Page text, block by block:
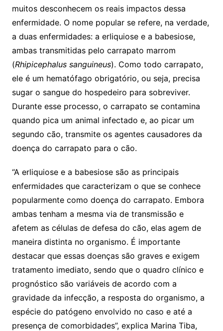
muitos desconhecem os reais impactos dessa
enfermidade. O nome popular se refere, na verdade,
a duas enfermidades: a erliquiose e a babesiose,
ambas transmitidas pelo carrapato marrom
(Rhipicephalus sanguineus). Como todo carrapato,
ele é um hematófago obrigatório, ou seja, precisa
sugar o sangue do hospedeiro para sobreviver.
Durante esse processo, o carrapato se contamina
quando pica um animal infectado e, ao picar um
segundo cão, transmite os agentes causadores da
doença do carrapato para o cão.
“A erliquiose e a babesiose são as principais
enfermidades que caracterizam o que se conhece
popularmente como doença do carrapato. Embora
ambas tenham a mesma via de transmissão e
afetem as células de defesa do cão, elas agem de
maneira distinta no organismo. É importante
destacar que essas doenças são graves e exigem
tratamento imediato, sendo que o quadro clínico e
prognóstico são variáveis de acordo com a
gravidade da infecção, a resposta do organismo, a
espécie do patógeno envolvido no caso e até a
presença de comorbidades”, explica Marina Tiba,